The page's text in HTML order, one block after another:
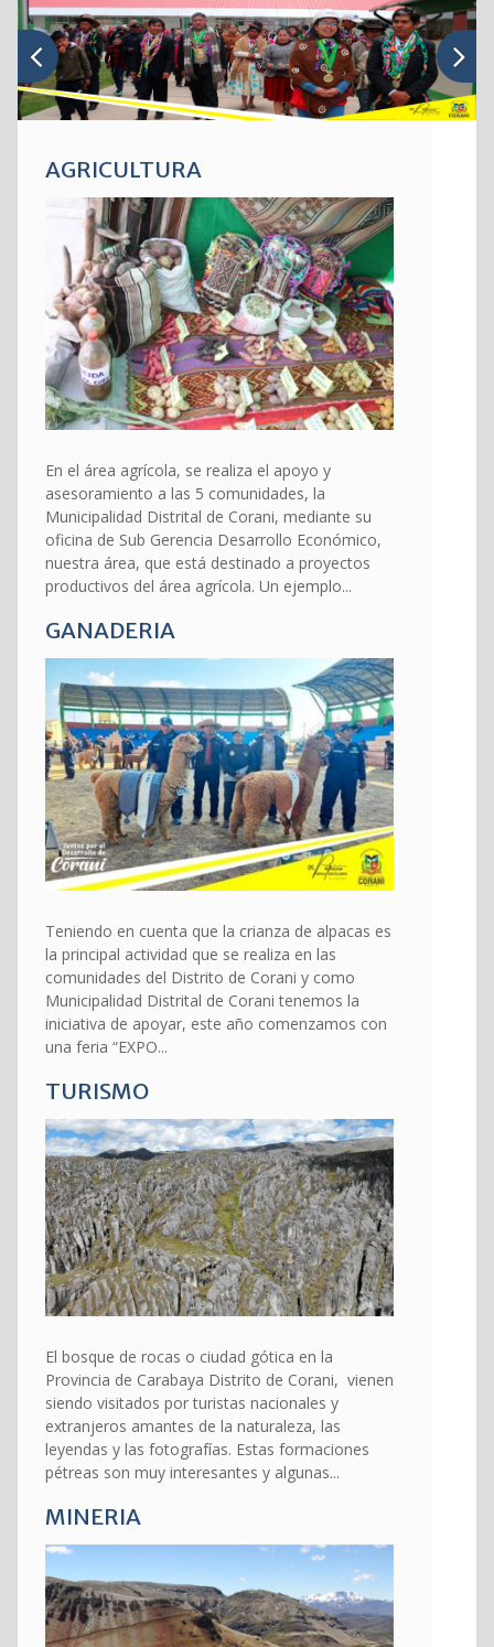
AGRICULTURA
En el área agrícola, se realiza el apoyo y
asesoramiento a las 5 comunidades, la
Municipalidad Distrital de Corani, mediante su
oficina de Sub Gerencia Desarrollo Económico,
nuestra área, que está destinado a proyectos
productivos del área agrícola. Un ejemplo...
GANADERIA
Teniendo en cuenta que la crianza de alpacas es
la principal actividad que se realiza en las
comunidades del Distrito de Corani y como
Municipalidad Distrital de Corani tenemos la
iniciativa de apoyar, este año comenzamos con
una feria “EXPO...
TURISMO
El bosque de rocas o ciudad gótica en la
Provincia de Carabaya Distrito de Corani, vienen
siendo visitados por turistas nacionales y
extranjeros amantes de la naturaleza, las
leyendas y las fotografías. Estas formaciones
pétreas son muy interesantes y algunas...
MINERIA